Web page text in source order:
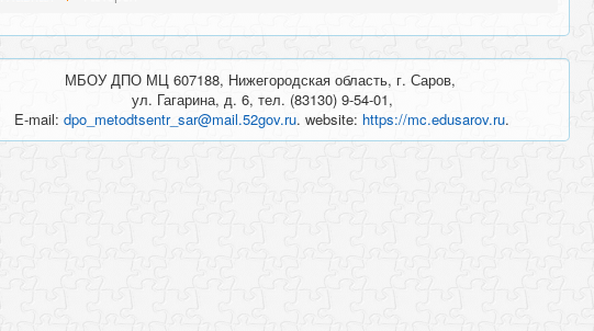
МБОУ ДПО МЦ 607188, Нижегородская область, г. Саров,
ул. Гагарина, д. 6, тел. (83130) 9-54-01,
E-mail:dpo_metodtsentr_sar@mail.52gov.ru. website:https://mc.edusarov.ru.